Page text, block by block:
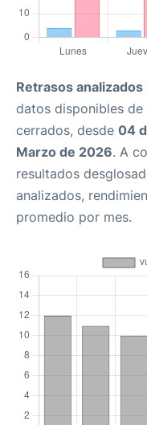
Retrasos
datos disponibles
cerrados, desde 04
Marzo de 2026. A
resultados
analizados,
promedio por mes.